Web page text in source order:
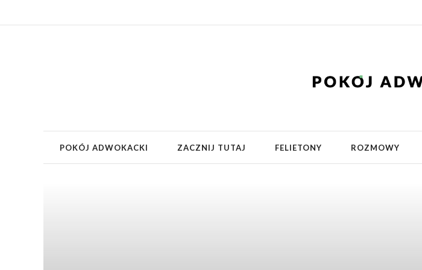
POKÓJ ADWOKACKI ZACZNIJ TUTAJ FELIETONY ROZMOWY